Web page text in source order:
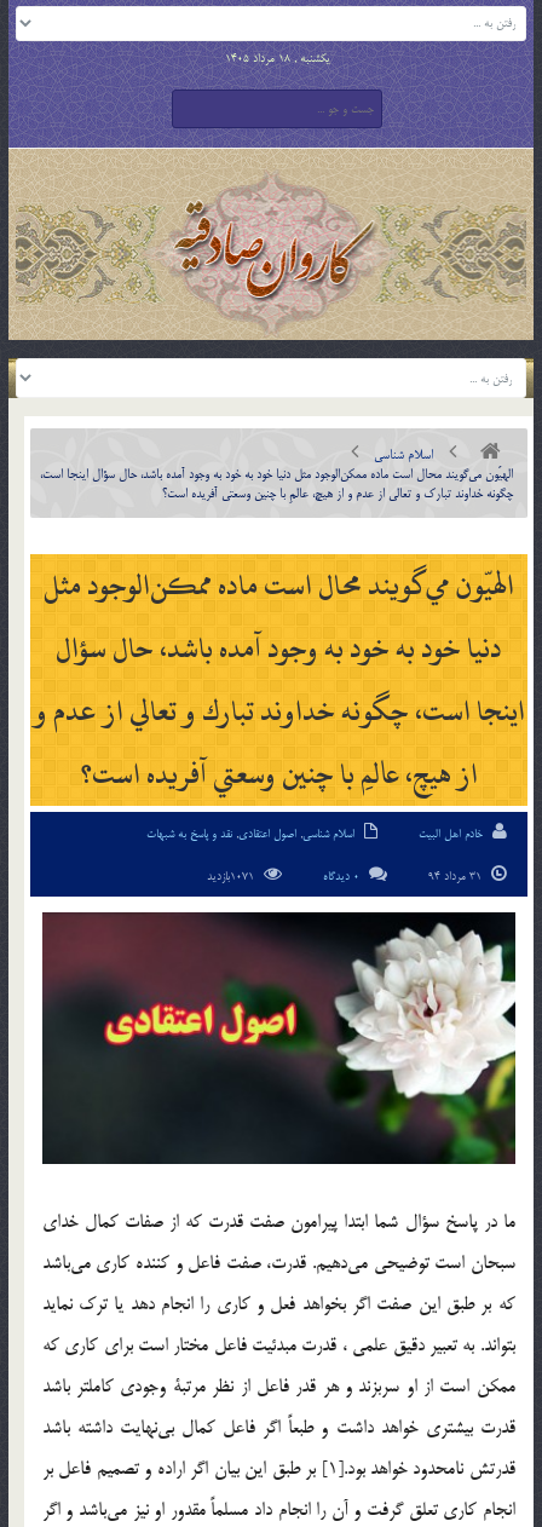
یکشنبه , 18 مرداد 1405
اسلام شناسی
الهيّون مي‌گويند محال است ماده ممكن‌الوجود مثل دنيا خود به خود به وجود آمده باشد، حال سؤال اينجا است،
چگونه خداوند تبارك و تعالي از عدم و از هيچ، عالمِ با چنين وسعتي آفريده است؟
الهيّون مي‌گويند محال است ماده ممكن‌الوجود مثل
دنيا خود به خود به وجود آمده باشد، حال سؤال
اينجا است، چگونه خداوند تبارك و تعالي از عدم و
از هيچ، عالمِ با چنين وسعتي آفريده است؟
خادم اهل البیت اسلام شناسی, اصول اعتقادی, نقد و پاسخ به شبهات
0 دیدگاه
ما در پاسخ سؤال شما ابتدا پيرامون صفت قدرت كه از صفات كمال خداي
سبحان است توضيحي مي‌دهيم. قدرت، صفت فاعل و كننده‌ كاري مي‌باشد
كه بر طبق اين صفت اگر بخواهد فعل و كاري را انجام دهد يا ترك نمايد
بتواند. به تعبير دقيق علمي ، قدرت مبدئيت فاعل مختار است براي كاري كه
ممكن است از او سربزند و هر قدر فاعل از نظر مرتبة وجودي كاملتر باشد
قدرت بيشتري خواهد داشت و طبعاً اگر فاعل كمال بي‌نهايت داشته باشد
قدرتش نامحدود خواهد بود.[1] بر طبق اين بيان اگر اراده و تصميم فاعل بر
انجام كاري تعلق گرفت و آن را انجام داد مسلماً مقدور او نيز مي‌باشد و اگر